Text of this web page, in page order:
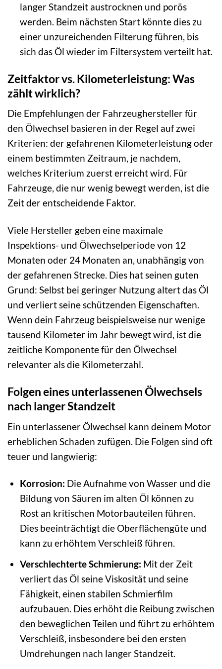
langer Standzeit austrocknen und porös
werden. Beim nächsten Start könnte dies zu
einer unzureichenden Filterung führen, bis
sich das Öl wieder im Filtersystem verteilt hat.
Zeitfaktor vs. Kilometerleistung: Was
zählt wirklich?
Die Empfehlungen der Fahrzeughersteller für
den Ölwechsel basieren in der Regel auf zwei
Kriterien: der gefahrenen Kilometerleistung oder
einem bestimmten Zeitraum, je nachdem,
welches Kriterium zuerst erreicht wird. Für
Fahrzeuge, die nur wenig bewegt werden, ist die
Zeit der entscheidende Faktor.
Viele Hersteller geben eine maximale
Inspektions- und Ölwechselperiode von 12
Monaten oder 24 Monaten an, unabhängig von
der gefahrenen Strecke. Dies hat seinen guten
Grund: Selbst bei geringer Nutzung altert das Öl
und verliert seine schützenden Eigenschaften.
Wenn dein Fahrzeug beispielsweise nur wenige
tausend Kilometer im Jahr bewegt wird, ist die
zeitliche Komponente für den Ölwechsel
relevanter als die Kilometerzahl.
Folgen eines unterlassenen Ölwechsels
nach langer Standzeit
Ein unterlassener Ölwechsel kann deinem Motor
erheblichen Schaden zufügen. Die Folgen sind oft
teuer und langwierig:
Korrosion: Die Aufnahme von Wasser und die
Bildung von Säuren im alten Öl können zu
Rost an kritischen Motorbauteilen führen.
Dies beeinträchtigt die Oberflächengüte und
kann zu erhöhtem Verschleiß führen.
Verschlechterte Schmierung: Mit der Zeit
verliert das Öl seine Viskosität und seine
Fähigkeit, einen stabilen Schmierfilm
aufzubauen. Dies erhöht die Reibung zwischen
den beweglichen Teilen und führt zu erhöhtem
Verschleiß, insbesondere bei den ersten
Umdrehungen nach langer Standzeit.